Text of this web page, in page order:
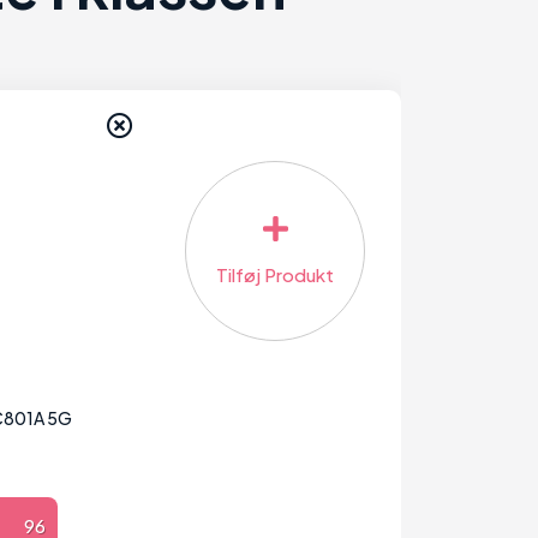
5G
96
Tilføj Produkt